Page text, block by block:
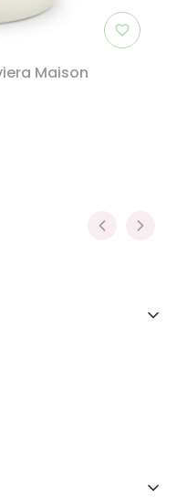
Maison